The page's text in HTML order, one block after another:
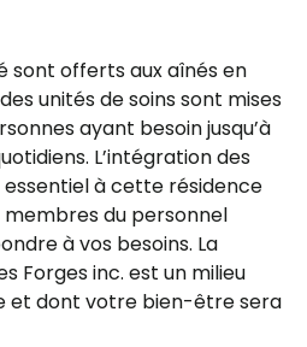
sont offerts aux aînés en
unités de soins sont mises
ayant besoin jusqu’à
L’intégration des
à cette résidence
membres du personnel
à vos besoins. La
Forges inc. est un milieu
et dont votre bien-être sera